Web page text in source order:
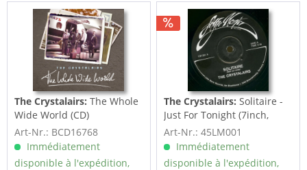
The Crystalairs:The Whole
Wide World (CD)
Art-Nr.: BCD16768
Immédiatement
disponible à l'expédition,
The Crystalairs:Solitaire -
Just For Tonight (7inch,
45rpm, SC)
Art-Nr.: 45LM001
Immédiatement
disponible à l'expédition,